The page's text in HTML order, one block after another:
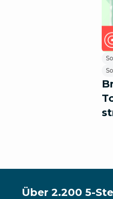
Über 2.200 5-